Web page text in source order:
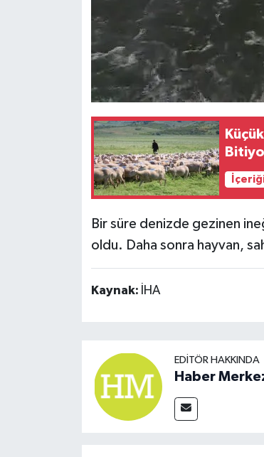
Bir süre denizde gezinen
oldu. Daha sonra hayvan,
Kaynak: İHA
EDITÖR HAKKINDA
Haber